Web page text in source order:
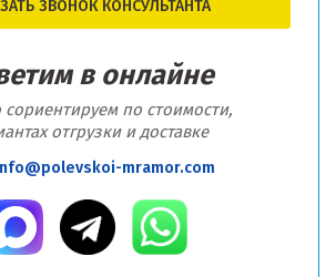
ЗВОНОК КОНСУЛЬТАНТА
в онлайне
сориентируем по стоимости,
отгрузки и доставке
mramor.com